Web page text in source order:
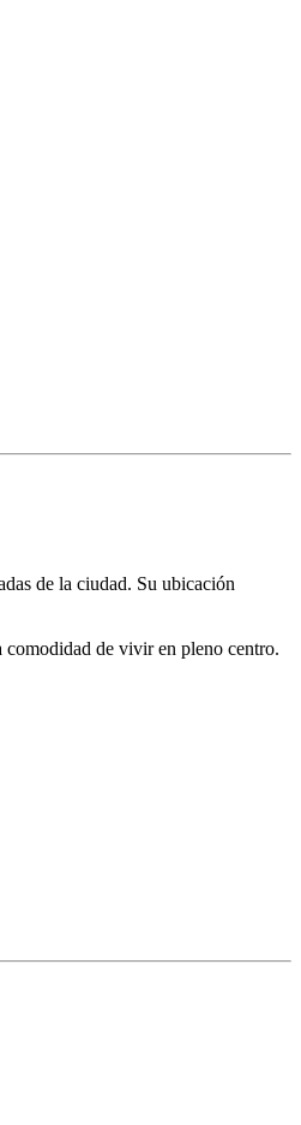
de la ciudad. Su ubicación
de vivir en pleno centro.